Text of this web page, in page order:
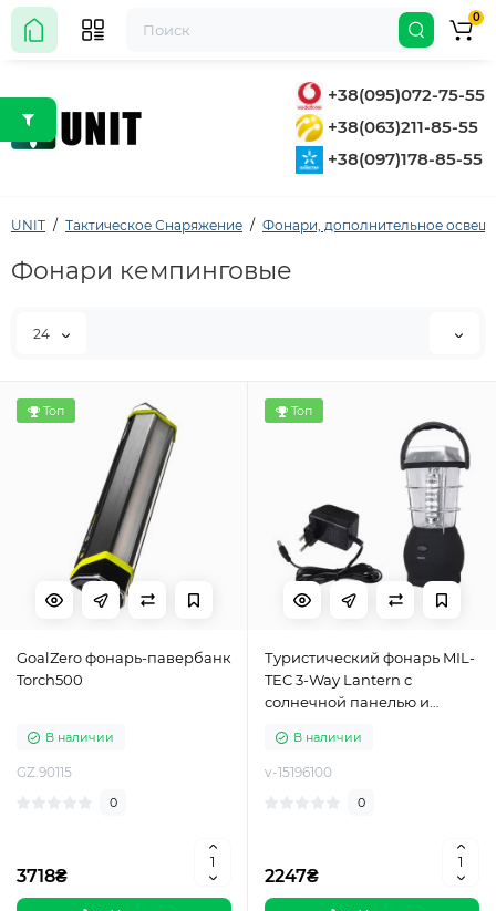
+38(095)072-75-55
+38(063)211-85-55
+38(097)178-85-55
0
UNIT Тактическое Снаряжение Фонари, дополнительное
Фонари кемпинговые
24
Топ
GoalZero фонарь-павербанк
Torch500
В наличии
GZ.90115
0
3718₴
Топ
Туристический фонарь MIL-
TEC 3-Way Lantern с
солнечной панелью и
В наличии
v-15196100
0
2247₴